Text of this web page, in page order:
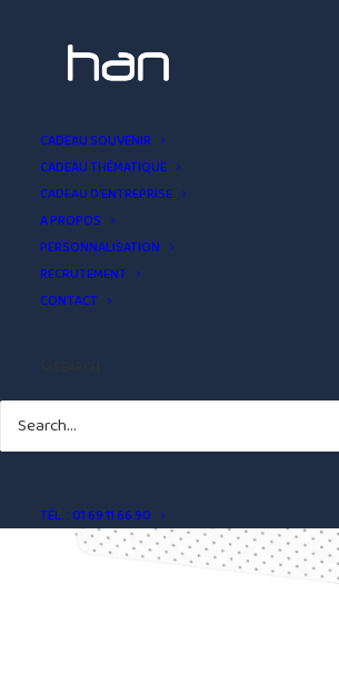
CADEAU SOUVENIR
CADEAU THÉMATIQUE
CADEAU D’ENTREPRISE
A PROPOS
PERSONNALISATION
RECRUTEMENT
CONTACT
TÉL. : 01 69 11 66 90
Boite à sucre Nord